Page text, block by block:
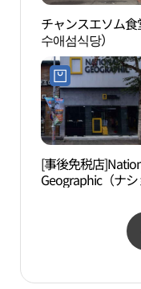
チャンスエソム
수애섬식당）
[事後免税店
Geographic（ナ
グィポ（西帰浦
셔널지오그래픽